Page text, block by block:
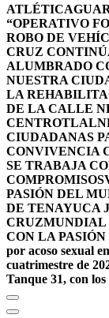
ATLÉTICA
“OPERATIVO
ROBO DE
CRUZ
ALUMBRADO
NUESTRA
LA
DE LA CALLE
CENTRO
CIUDADANAS
CONVIVENCIA
SE TRABAJA
COMPROMISOS
PASIÓN DEL
DE TENAYUCA
CRUZMUNDIAL
CON LA
por acoso sexual
cuatrimestre de
Tanque 31, con